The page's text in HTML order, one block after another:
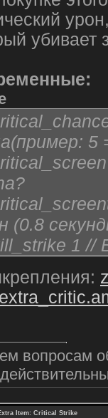
убивает
5
(0.8
1 //
1
вопросам
Item: Critical Strike